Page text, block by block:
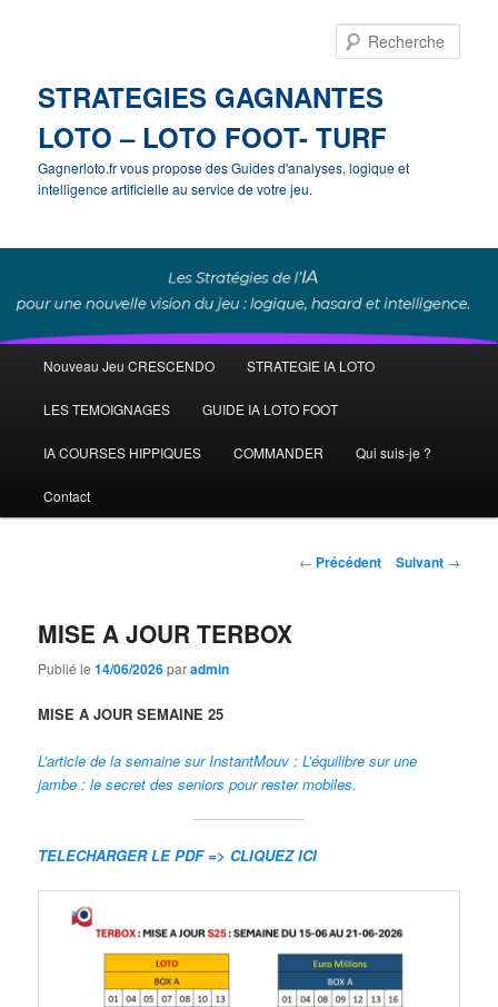
STRATEGIES GAGNANTES
LOTO – LOTO FOOT- TURF
Gagnerloto.fr vous propose des Guides d'analyses, logique et
intelligence artificielle au service de votre jeu.
principal
Aller
au
contenu
Nouveau Jeu CRESCENDO STRATEGIE IA LOTO
LES TEMOIGNAGES GUIDE IA LOTO FOOT
IA COURSES HIPPIQUES COMMANDER Qui suis-je ?
Contact
Navigation
← Précédent Suivant →
MISE A JOUR TERBOX
Publié le14/06/2026paradmin
MISE A JOUR SEMAINE 25
L’article de la semaine sur InstantMouv : L’équilibre sur une
jambe : le secret des seniors pour rester mobiles.
TELECHARGER LE PDF => CLIQUEZ ICI